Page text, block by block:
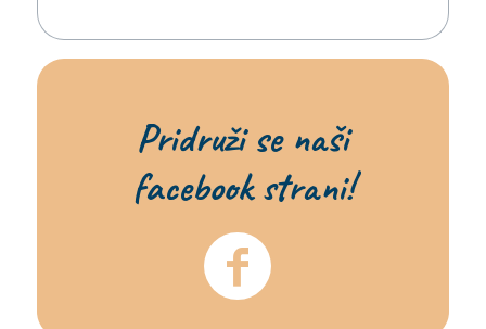
Pridruži se naši
facebook strani!